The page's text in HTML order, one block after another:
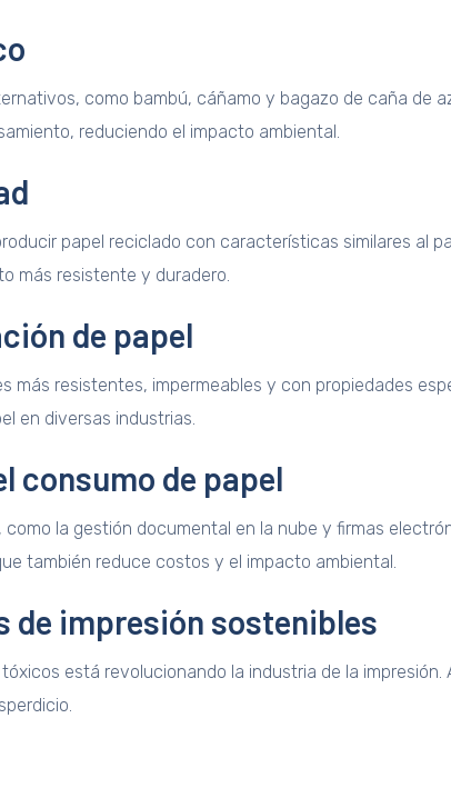
como bambú, cáñamo y bagazo de caña de
reduciendo el impacto ambiental.
papel reciclado con características similares al
más resistente y duradero.
de papel
más resistentes, impermeables y con propiedades
en diversas industrias.
consumo de papel
la gestión documental en la nube y firmas
también reduce costos y el impacto ambiental.
de impresión sostenibles
está revolucionando la industria de la